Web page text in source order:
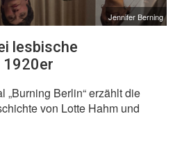
Jennifer Berning
lesbische
1920er
„Burning Berlin“ erzählt die
von Lotte Hahm und